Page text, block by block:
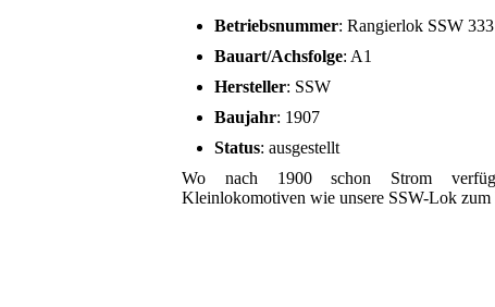
Betriebsnummer: Rangierlok SSW 333
Bauart/Achsfolge: A1
Hersteller: SSW
Baujahr: 1907
Status: ausgestellt
Wo nach 1900 schon Strom
Kleinlokomotiven wie unsere SSW-Lok zum